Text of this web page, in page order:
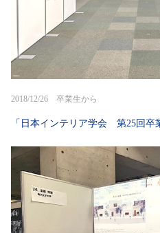
2018/12/26 卒業生から
「日本インテリア学会 第25回卒